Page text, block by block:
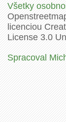
Všetky
licenciou
License 3.0
Spracoval